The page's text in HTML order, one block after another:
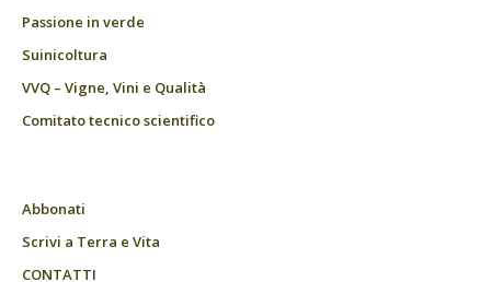
Passione in verde
Suinicoltura
VVQ – Vigne, Vini e Qualità
Comitato tecnico scientifico
Abbonati
Scrivi a Terra e Vita
CONTATTI